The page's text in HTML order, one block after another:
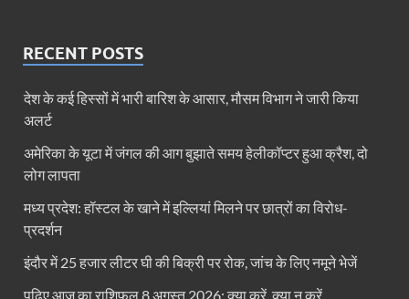
RECENT POSTS
देश के कई हिस्सों में भारी बारिश के आसार, मौसम विभाग ने जारी किया
अलर्ट
अमेरिका के यूटा में जंगल की आग बुझाते समय हेलीकॉप्टर हुआ क्रैश, दो
लोग लापता
मध्य प्रदेश: हॉस्टल के खाने में इल्लियां मिलने पर छात्रों का विरोध-
प्रदर्शन
इंदौर में 25 हजार लीटर घी की बिक्री पर रोक, जांच के लिए नमूने भेजें
पढ़िए आज का राशिफल 8 अगस्त 2026: क्या करें, क्या न करें…